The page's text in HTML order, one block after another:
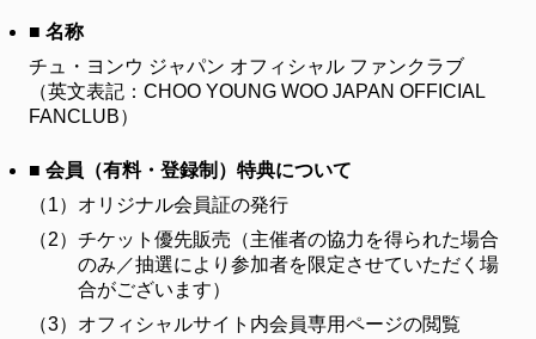
PROFILE
プロフィール
MEMBERSHIP
メンバーシップ
FANCLUB
ファンクラブ
FC NEWS
■ 名称
チュ・ヨンウ ジャパン オフィシャル ファンクラブ
（英文表記：CHOO YOUNG WOO JAPAN OFFICIAL
FANCLUB）
■ 会員（有料・登録制）特典について
（1） オリジナル会員証の発行
（2） チケット優先販売（主催者の協力を得られた場合
のみ／抽選により参加者を限定させていただく場
合がございます）
（3） オフィシャルサイト内会員専用ページの閲覧